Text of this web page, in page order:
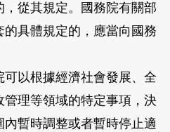
從其規定。國務院有關部
具體規定的，應當向國務
以根據經濟社會發展、全
理等領域的特定事項，決
暫時調整或者暫時停止適